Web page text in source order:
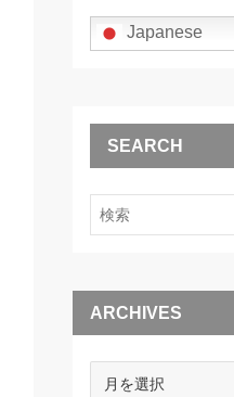
Japanese
SEARCH
ARCHIVES
ARCHIVES